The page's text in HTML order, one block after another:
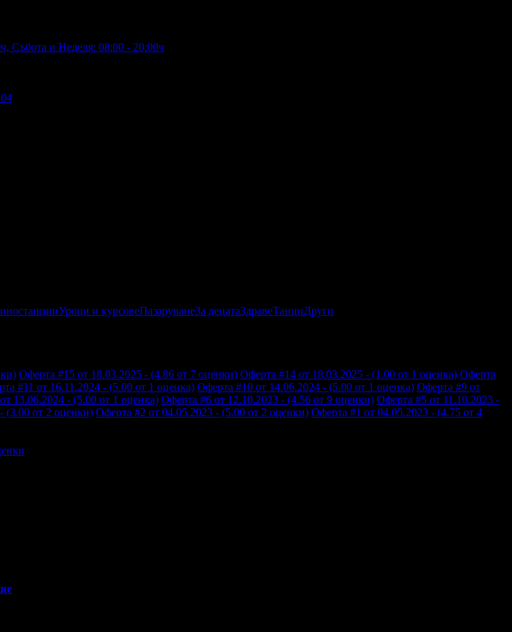
Събота и Неделя: 08:00 - 20:00ч
Уроци и курсовеПазаруванеЗа децатаЗдравеТанциДруги
Оферта #15 от 18.03.2025 - (4.86 от 7 оценки) Оферта #14 от 18.03.2025 - (1.00 от 1 оценка) Оферта
#11 от 16.11.2024 - (5.00 от 1 оценка) Оферта #10 от 14.06.2024 - (5.00 от 1 оценка) Оферта #9 от
13.06.2024 - (5.00 от 1 оценка) Оферта #6 от 12.10.2023 - (4.56 от 9 оценки) Оферта #5 от 11.10.2023 -
(3.00 от 2 оценки) Оферта #2 от 04.05.2023 - (5.00 от 2 оценки) Оферта #1 от 04.05.2023 - (4.75 от 4